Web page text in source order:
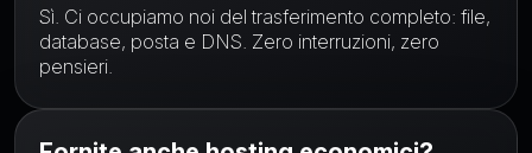
Sì. Ci occupiamo noi del trasferimento completo: file,
database, posta e DNS. Zero interruzioni, zero
pensieri.